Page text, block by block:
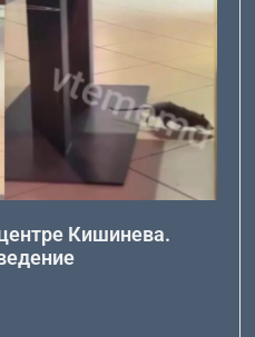
Кишинева.